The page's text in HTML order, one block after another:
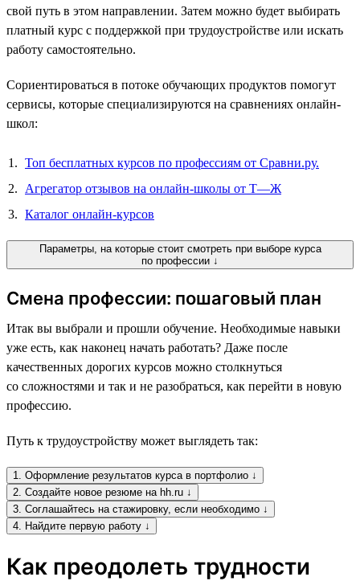
свой путь в этом направлении. Затем можно будет выбирать
платный курс с поддержкой при трудоустройстве или искать
работу самостоятельно.
Сориентироваться в потоке обучающих продуктов помогут
сервисы, которые специализируются на сравнениях онлайн-
школ:
Топ бесплатных курсов по профессиям от Сравни.ру.
Агрегатор отзывов на онлайн-школы от Т—Ж
Каталог онлайн-курсов
Параметры, на которые стоит смотреть при выборе курса
по профессии ↓
Смена профессии: пошаговый план
Итак вы выбрали и прошли обучение. Необходимые навыки
уже есть, как наконец начать работать? Даже после
качественных дорогих курсов можно столкнуться
со сложностями и так и не разобраться, как перейти в новую
профессию.
Путь к трудоустройству может выглядеть так:
1. Оформление результатов курса в портфолио ↓
2. Создайте новое резюме на hh.ru ↓
3. Соглашайтесь на стажировку, если необходимо ↓
4. Найдите первую работу ↓
Как преодолеть трудности